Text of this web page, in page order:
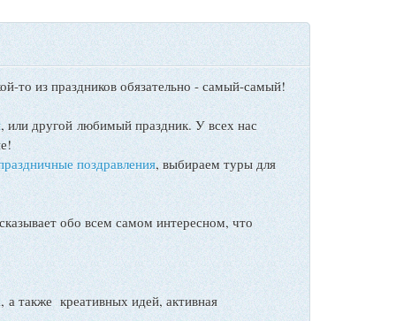
то из праздников обязательно - самый-самый!
, или другой любимый праздник. У всех нас
поздравления, выбираем туры для
обо всем самом интересном, что
креативных идей, активная